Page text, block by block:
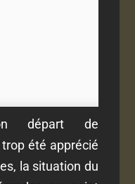
départ de
été apprécié
la situation du